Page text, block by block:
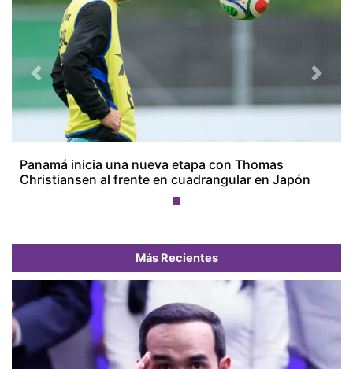
Panamá inicia una nueva etapa con Thomas
Christiansen al frente en cuadrangular en Japón
Previous Next
Más Recientes